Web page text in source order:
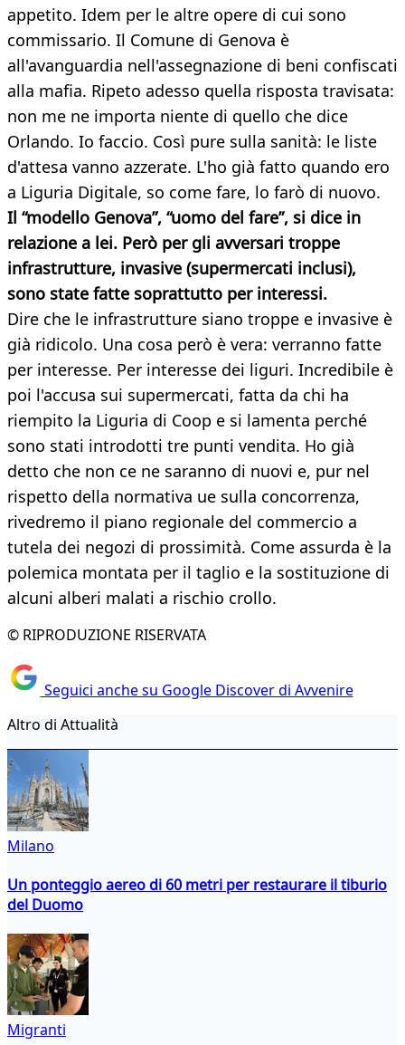
appetito. Idem per le altre opere di cui sono
commissario. Il Comune di Genova è
all'avanguardia nell'assegnazione di beni confiscati
alla mafia. Ripeto adesso quella risposta travisata:
non me ne importa niente di quello che dice
Orlando. Io faccio. Così pure sulla sanità: le liste
d'attesa vanno azzerate. L'ho già fatto quando ero
a Liguria Digitale, so come fare, lo farò di nuovo.
Il “modello Genova”, “uomo del fare”, si dice in
relazione a lei. Però per gli avversari troppe
infrastrutture, invasive (supermercati inclusi),
sono state fatte soprattutto per interessi.
Dire che le infrastrutture siano troppe e invasive è
già ridicolo. Una cosa però è vera: verranno fatte
per interesse. Per interesse dei liguri. Incredibile è
poi l'accusa sui supermercati, fatta da chi ha
riempito la Liguria di Coop e si lamenta perché
sono stati introdotti tre punti vendita. Ho già
detto che non ce ne saranno di nuovi e, pur nel
rispetto della normativa ue sulla concorrenza,
rivedremo il piano regionale del commercio a
tutela dei negozi di prossimità. Come assurda è la
polemica montata per il taglio e la sostituzione di
alcuni alberi malati a rischio crollo.
© RIPRODUZIONE RISERVATA
Seguici anche su Google Discover di Avvenire
Altro di Attualità
Milano
Un ponteggio aereo di 60 metri per restaurare il tiburio
del Duomo
Migranti